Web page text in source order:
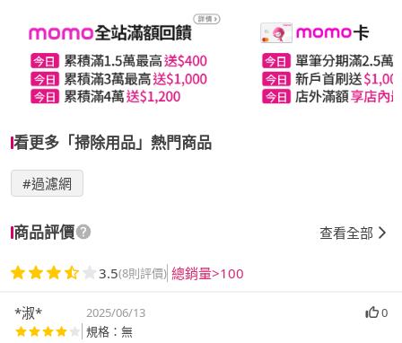
看更多「掃除用品」熱門商品
#過濾網
商品評價 查看全部
3.5(8則評價) 總銷量>100
*淑* 2025/06/13
0
規格：無